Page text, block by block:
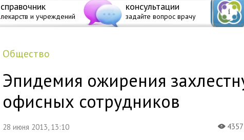
справочник
лекарств и учреждений
консультации
задайте вопрос врачу
общество
Эпидемия ожирения
офисных сотрудников
28 июня 2013, 13:10 X